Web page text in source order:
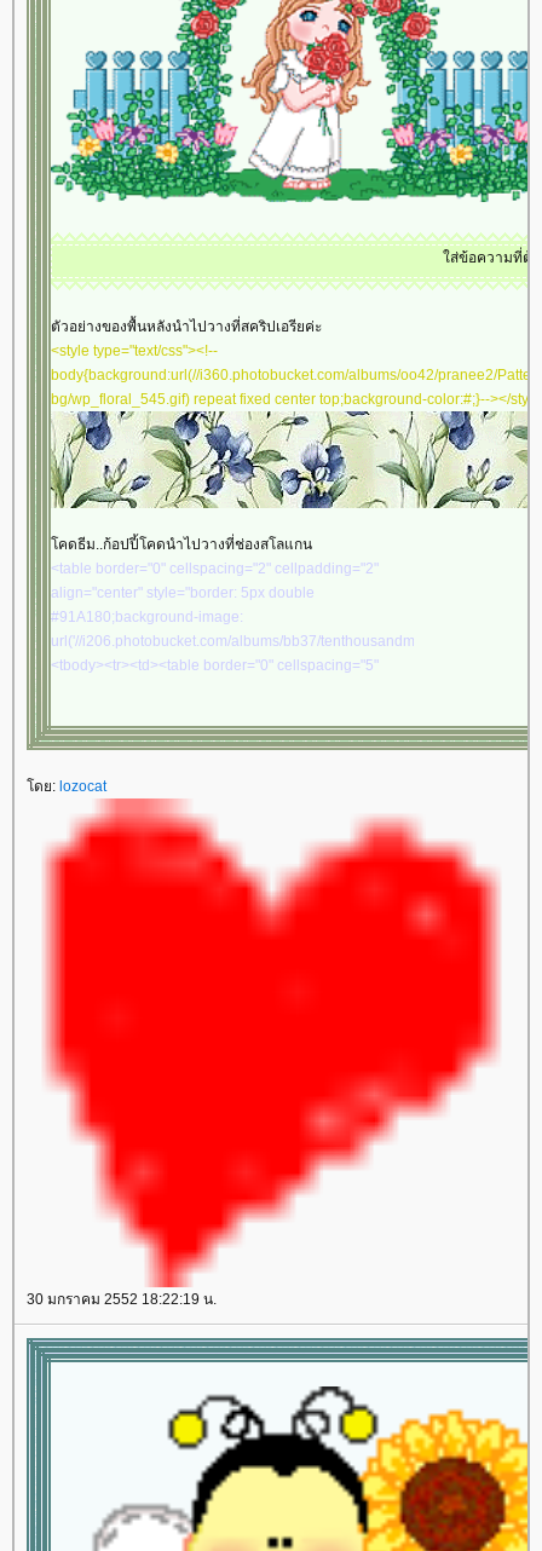
<tbody><tr><td align="center" valign="middle"
style="border: 5px double #AB9595; background-color:
#F1F0EE"><table border="0" cellspacing="5"
cellpadding="5" width="100%" align="center"><tbody>
<tr><td align="center" valign="middle"><img
src="//i2.tinypic.com/syqmc6.gif" border="0" "><br/>
<img src="//mm-
space.com/sozai/valentine/image/va_happy2.gif"
border="0" "></td></tr><tr><td align="center"
cellpadding="0" width="100%" align="center"><tbody>
<tr><td align="center" valign="middle"
url('//i394.photobucket.com/albums/pp24/kammoon3/table7/lace02-
pp1.gif'); height: 10px"></td></tr><tr><td align="center"
valign="middle" style="background-color: #DFBFFF">
<table border="0" cellspacing="0" cellpadding="1"
width="100%" align="center"><tbody><tr><td
align="center" valign="middle" style="border: 1px solid
#ffffff"><marquee>ส่ข้อความที่ต้องการให้วิ่งๆ
ๆ</marquee>
align="center" valign="middle" style="background-
image:
url('//i394.photobucket.com/albums/pp24/kammoon3/table7/lace02-
pp2.gif'); height: 10px"></td></tr></tbody></table></td>
</tr></tbody></table><table border="0" cellspacing="0"
cellpadding="0" width="100%" align="center"><tbody>
width="100%" align="center"><tbody><tr><td
</td></tr></tbody>
</td></tr></tbody>
</td></tr></tbody>
ส่ข้อความที่ต้องการให้วิ่งๆๆ
ตัวอย่างของพื้นหลังนำไปวางที่สคริปเอรียค่ะ
<style type="text/css"><!--
body{background:url(//i360.photobucket.com/albums/oo42/pranee2/
bg/wp_floral_545.gif) repeat fixed center top;background-color:#;}--></
คดธีม..ก้อปปี้โคดนำไปวางที่ช่องสโลแกน
<table border="0" cellspacing="2" cellpadding="2"
align="center" style="border: 5px double
#91A180;background-image:
url('//i206.photobucket.com/albums/bb37/tenthousandmiles/rb/rb12.gif')">
<tbody><tr><td><table border="0" cellspacing="5"
url('//i206.photobucket.com/albums/bb37/tenthousandmiles/rb/rb10.gif')">
cellpadding="2" align="center" style="border: 5px
double #91A180;background-image:
url('//i206.photobucket.com/albums/bb37/tenthousandmiles/rb/rb12.gif')">
<tbody><tr><td><table border="0" cellspacing="2"
cellpadding="2" align="center"
width="700"style="border: 5px double
#91A180;background-color: #F4FDF4"><tbody><tr><td
src="//i360.photobucket.com/albums/oo42/pranee2/Patterns-
bg/t9t9xf.gif" border="0""><br/><br/><img src="//mm-
space.com/sozai/valentine/image/va_stp2.gif"
border="0" alt="lozocat" /></td></tr><tr><td
align="center" valign="middle"><table border="0"
cellspacing="0" cellpadding="0" width="100%"
align="center"><tbody><tr><td align="center"
valign="middle" style="background-image:
url('//i394.photobucket.com/albums/pp24/kammoon3/table7/lace01-
yg2-1.gif'); height: 10px"></td></tr><tr><td
align="center" valign="middle" style="background-
cellpadding="1" width="100%" align="center"><tbody>
<tr><td align="center" valign="middle" style="border:
1px dashed #ffffff"><marquee>
ส่ข้อความที่ต้องการให้
</td></tr></tbody></table></td></tr><tr><td
align="center" valign="middle" style="background-
url('//i394.photobucket.com/albums/pp24/kammoon3/table7/lace01-
yg2.gif'); height: 10px"></td></tr></tbody></table></td>
ดย: lozocat
30 มกราคม 2552 18:22:19 น.